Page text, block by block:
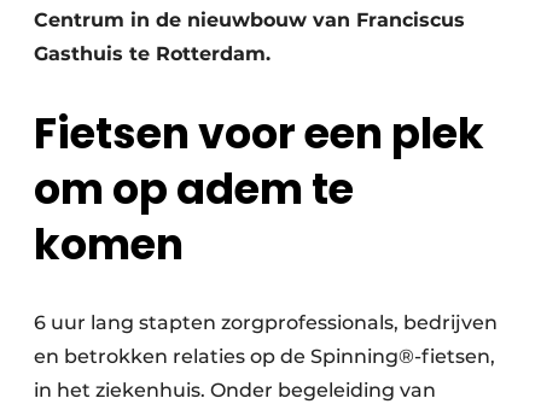
Centrum in de nieuwbouw van Franciscus
Gasthuis te Rotterdam.
Fietsen voor een plek
om op adem te
komen
6 uur lang stapten zorgprofessionals, bedrijven
en betrokken relaties op de Spinning®-fietsen,
in het ziekenhuis. Onder begeleiding van